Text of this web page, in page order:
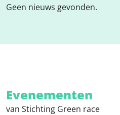
Geen nieuws gevonden.
Evenementen
van Stichting Green race